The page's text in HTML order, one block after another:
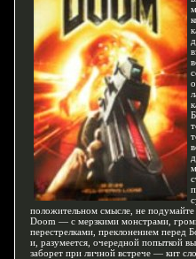
положительном смысле, не
Doom — с мерзкими монстрами,
перестрелками, преклонением перед
и, разумеется, очередной попыткой
заборет при личной встрече — кит